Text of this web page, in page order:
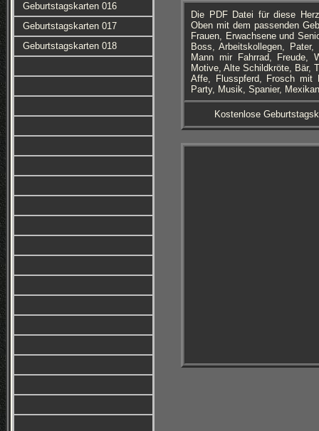
Geburtstagskarten 016
Geburtstagskarten 017
Geburtstagskarten 018
Die PDF Datei für diese
Oben mit dem passenden
Frauen, Erwachsene und
Boss, Arbeitskollegen,
Mann mir Fahrrad, Freude,
Motive, Alte Schildkröte, Bär,
Affe, Flusspferd, Frosch mit
Party, Musik, Spanier,
Kostenlose